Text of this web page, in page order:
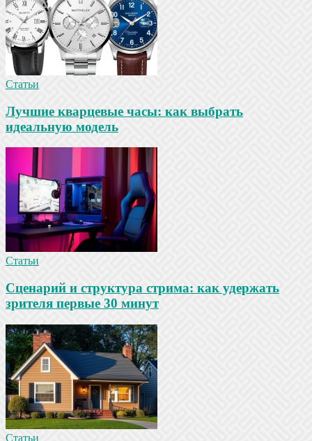
Статьи
Лучшие кварцевые часы: как выбрать
идеальную модель
Статьи
Сценарий и структура стрима: как удержать
зрителя первые 30 минут
Статьи